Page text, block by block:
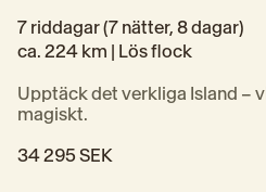
7 riddagar (7 nätter, 8 dagar)
ca. 224 km | Lös flock
Upptäck det verkliga Island –
magiskt.
34 295 SEK